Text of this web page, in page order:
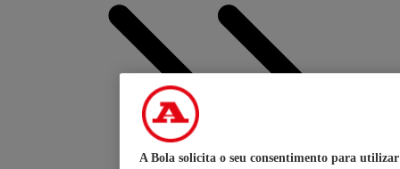
A Bola solicita o seu consentimento para utilizar